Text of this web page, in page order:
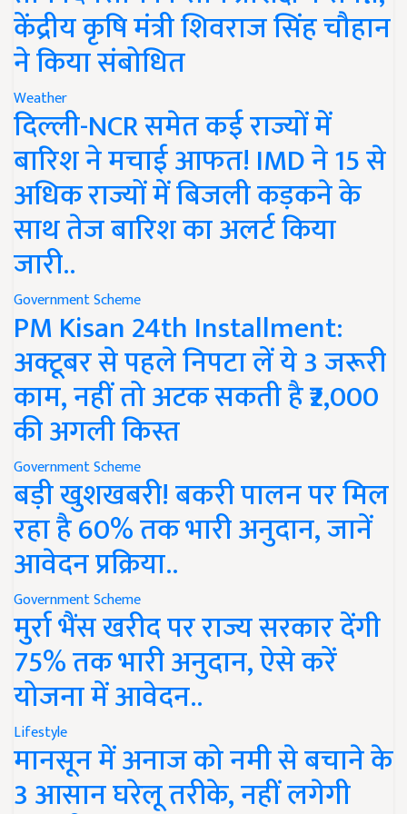
केंद्रीय कृषि मंत्री शिवराज सिंह चौहान
ने किया संबोधित
Weather
दिल्ली-NCR समेत कई राज्यों में
बारिश ने मचाई आफत! IMD ने 15 से
अधिक राज्यों में बिजली कड़कने के
साथ तेज बारिश का अलर्ट किया
जारी..
Government Scheme
PM Kisan 24th Installment:
अक्टूबर से पहले निपटा लें ये 3 जरूरी
काम, नहीं तो अटक सकती है ₹2,000
की अगली किस्त
Government Scheme
बड़ी खुशखबरी! बकरी पालन पर मिल
रहा है 60% तक भारी अनुदान, जानें
आवेदन प्रक्रिया..
Government Scheme
मुर्रा भैंस खरीद पर राज्य सरकार देंगी
75% तक भारी अनुदान, ऐसे करें
योजना में आवेदन..
Lifestyle
मानसून में अनाज को नमी से बचाने के
3 आसान घरेलू तरीके, नहीं लगेगी